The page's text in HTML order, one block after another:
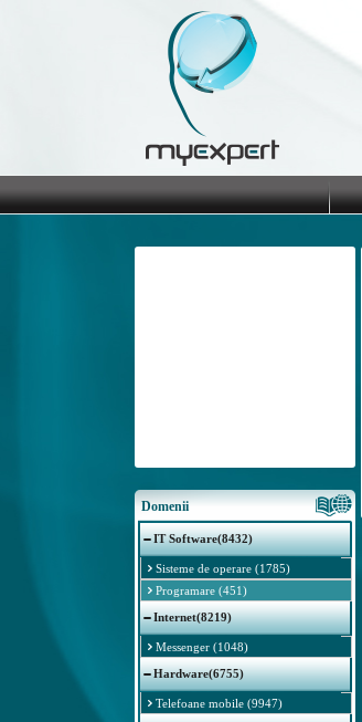
Domenii
IT Software(8432)
Sisteme de operare (1785)
Programare (451)
Internet(8219)
Messenger (1048)
Hardware(6755)
Telefoane mobile (9947)